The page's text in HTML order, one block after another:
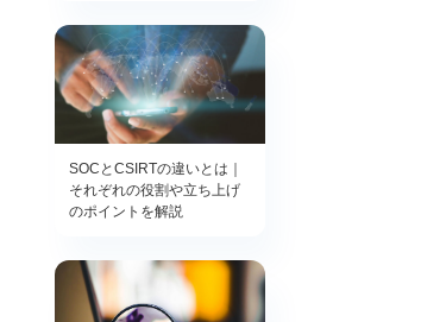
SOCとCSIRTの違いとは｜
それぞれの役割や立ち上げ
のポイントを解説